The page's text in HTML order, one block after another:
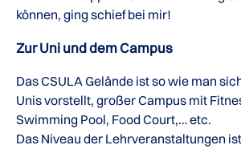
können, ging schief bei mir!
Zur Uni und dem Campus
Das CSULA Gelände ist so wie man
Unis vorstellt, großer Campus mit
Swimming Pool, Food Court,… etc.
Das Niveau der Lehrveranstaltungen